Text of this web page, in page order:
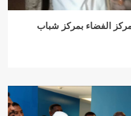
الفضاء بمركز شباب